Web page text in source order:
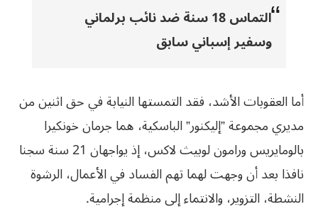
التماس 18 سنة ضد نائب برلماني
وسفير إسباني سابق
أما العقوبات الأشد، فقد التمستها النيابة في حق اثنين من
مديري مجموعة ‏”إليكنور” الباسكية، هما جرمان خونكيرا
بالومايريس ورامون لوبيث ‏لاكس، إذ يواجهان 21 سنة سجنا
نافذا بعد أن وجهت لهما تهم الفساد في ‏الأعمال، الرشوة
النشطة، التزوير، والانتماء إلى منظمة إجرامية.